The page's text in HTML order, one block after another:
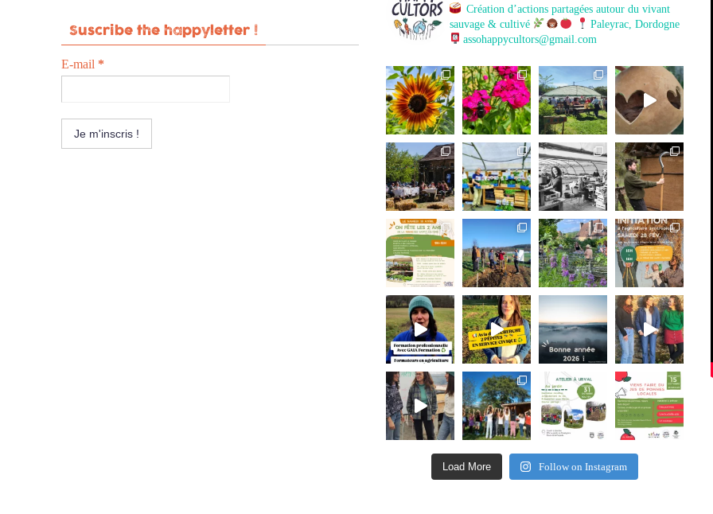
Suscribe the happyletter !
E-mail *
Création d’actions partagées autour du vivant
sauvage & cultivé
Paleyrac, Dordogne
assohappycultors@gmail.com
Load More Follow on Instagram